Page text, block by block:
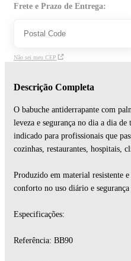
Frete e Prazo de Entrega:
Não sei meu CEP
Descrição Completa
O babuche antiderrapante com
leveza e segurança no dia a dia
indicado para profissionais que
cozinhas, restaurantes, hospitais,
Produzido em material resistente
conforto no uso diário e segurança
Especificações:
Referência: BB90